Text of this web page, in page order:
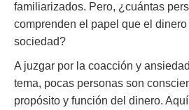
familiarizados. Pero, ¿cuántas
comprenden el papel que el
sociedad?
A juzgar por la coacción y
tema, pocas personas son
propósito y función del dinero.